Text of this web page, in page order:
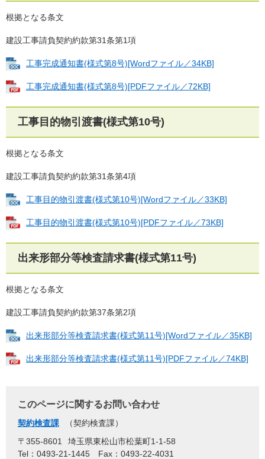
根拠となる条文
建設工事請負契約約款第31条第1項
工事完成通知書(様式第8号)[Wordファイル／34KB]
工事完成通知書(様式第8号)[PDFファイル／72KB]
工事目的物引渡書(様式第10号)
根拠となる条文
建設工事請負契約約款第31条第4項
工事目的物引渡書(様式第10号)[Wordファイル／33KB]
工事目的物引渡書(様式第10号)[PDFファイル／73KB]
出来形部分等検査請求書(様式第11号)
根拠となる条文
建設工事請負契約約款第37条第2項
出来形部分等検査請求書(様式第11号)[Wordファイル／35KB]
出来形部分等検査請求書(様式第11号)[PDFファイル／74KB]
このページに関するお問い合わせ
契約検査課
契約検査課
〒355-8601
埼玉県東松山市松葉町1-1-58
Tel：0493-21-1445
Fax：0493-22-4031